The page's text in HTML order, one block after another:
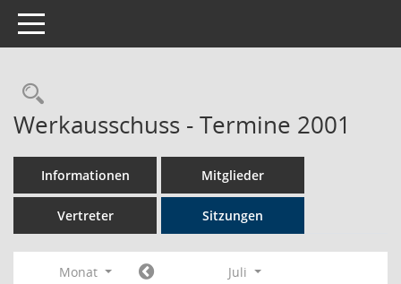
Toggle navigation
Rechercheauswahl
Werkausschuss - Termine 2001
Informationen Mitglieder
Vertreter Sitzungen
Monat
Juli